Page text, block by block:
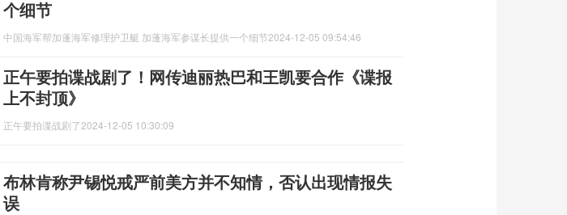
个细节
中国海军帮加蓬海军修理护卫艇 加蓬海军参谋长提供一个细节2024-12-05 09:54:46
正午要拍谍战剧了！网传迪丽热巴和王凯要合作《谍报
上不封顶》
正午要拍谍战剧了2024-12-05 10:30:09
布林肯称尹锡悦戒严前美方并不知情，否认出现情报失
误